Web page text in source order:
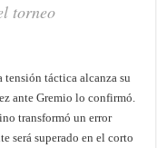
torneo
tensión táctica alcanza su
ante Gremio lo confirmó.
transformó un error
será superado en el corto